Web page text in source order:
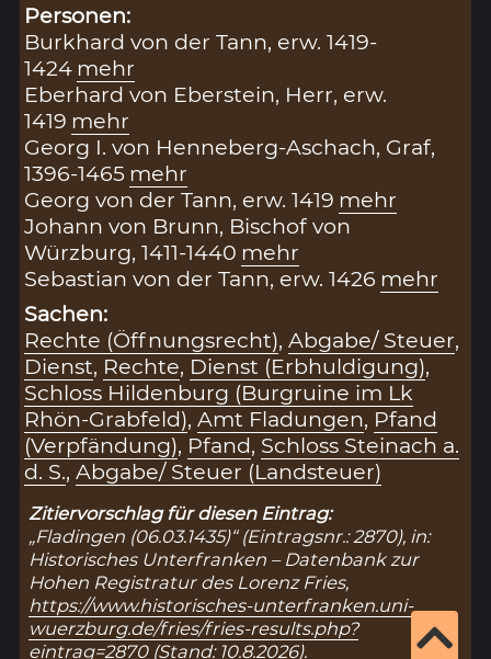
Personen:
Burkhard von der Tann, erw. 1419-
1424 mehr
Eberhard von Eberstein, Herr, erw.
1419 mehr
Georg I. von Henneberg-Aschach, Graf,
1396-1465 mehr
Georg von der Tann, erw. 1419 mehr
Johann von Brunn, Bischof von
Würzburg, 1411-1440 mehr
Sebastian von der Tann, erw. 1426 mehr
Sachen:
Rechte (Öffnungsrecht),Abgabe/ Steuer,
Dienst, Rechte, Dienst (Erbhuldigung),
Schloss Hildenburg (Burgruine im Lk
Rhön-Grabfeld),Amt Fladungen, Pfand
(Verpfändung), Pfand, Schloss Steinach a.
d. S.,Abgabe/ Steuer (Landsteuer)
Zitiervorschlag für diesen Eintrag:
„Fladingen (06.03.1435)“ (Eintragsnr.: 2870), in:
Historisches Unterfranken – Datenbank zur
Hohen Registratur des Lorenz Fries,
https://www.historisches-unterfranken.uni-
wuerzburg.de/fries/fries-results.php?
eintrag=2870(Stand: 10.8.2026).